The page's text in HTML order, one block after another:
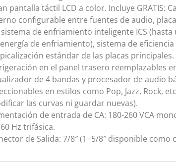
pantalla táctil LCD a color. Incluye GRATIS:
configurable entre fuentes de audio, placa
sistema de enfriamiento inteligente ICS (hasta
de enfriamiento), sistema de eficiencia
estándar de las placas
en el panel trasero reemplazables
de 4 bandas y procesador de audio
en estilos como Pop, Jazz, Rock,
las curvas ni guardar nuevas).
de entrada de CA: 180-260 VCA
Hz trifásica.
de Salida: 7/8″ (1+5/8″ disponible como